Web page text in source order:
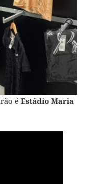
éEstádio Maria